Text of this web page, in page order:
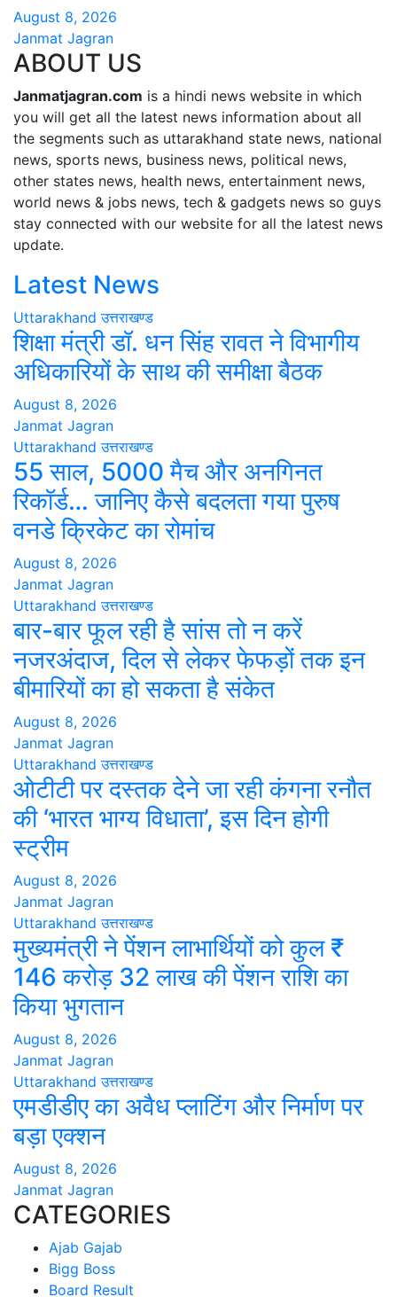
August 8, 2026
Janmat Jagran
ABOUT US
Janmatjagran.com is a hindi news website in which
you will get all the latest news information about all
the segments such as uttarakhand state news, national
news, sports news, business news, political news,
other states news, health news, entertainment news,
world news & jobs news, tech & gadgets news so guys
stay connected with our website for all the latest news
update.
Latest News
Uttarakhand उत्तराखण्ड
शिक्षा मंत्री डॉ. धन सिंह रावत ने विभागीय
अधिकारियों के साथ की समीक्षा बैठक
August 8, 2026
Janmat Jagran
Uttarakhand उत्तराखण्ड
55 साल, 5000 मैच और अनगिनत
रिकॉर्ड… जानिए कैसे बदलता गया पुरुष
वनडे क्रिकेट का रोमांच
August 8, 2026
Janmat Jagran
Uttarakhand उत्तराखण्ड
बार-बार फूल रही है सांस तो न करें
नजरअंदाज, दिल से लेकर फेफड़ों तक इन
बीमारियों का हो सकता है संकेत
August 8, 2026
Janmat Jagran
Uttarakhand उत्तराखण्ड
ओटीटी पर दस्तक देने जा रही कंगना रनौत
की ‘भारत भाग्य विधाता’, इस दिन होगी
स्ट्रीम
August 8, 2026
Janmat Jagran
Uttarakhand उत्तराखण्ड
मुख्यमंत्री ने पेंशन लाभार्थियों को कुल ₹
146 करोड़ 32 लाख की पेंशन राशि का
किया भुगतान
August 8, 2026
Janmat Jagran
Uttarakhand उत्तराखण्ड
एमडीडीए का अवैध प्लाटिंग और निर्माण पर
बड़ा एक्शन
August 8, 2026
Janmat Jagran
CATEGORIES
Ajab Gajab
Bigg Boss
Board Result